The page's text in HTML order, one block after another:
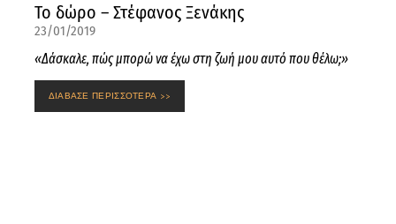
Το δώρο – Στέφανος Ξενάκης
23/01/2019
«Δάσκαλε, πώς μπορώ να έχω στη ζωή μου αυτό που θέλω;»
ΔΙΑΒΑΣΕ ΠΕΡΙΣΣΟΤΕΡΑ >>